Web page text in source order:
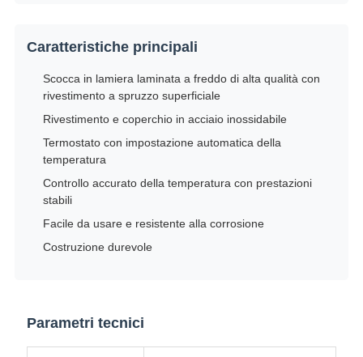
Caratteristiche principali
Scocca in lamiera laminata a freddo di alta qualità con
rivestimento a spruzzo superficiale
Rivestimento e coperchio in acciaio inossidabile
Termostato con impostazione automatica della
temperatura
Controllo accurato della temperatura con prestazioni
stabili
Facile da usare e resistente alla corrosione
Costruzione durevole
Parametri tecnici